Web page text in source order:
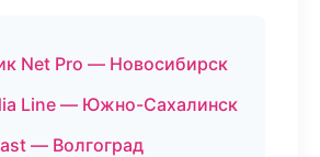
Net Pro — Новосибирск
Line — Южно-Сахалинск
— Волгоград